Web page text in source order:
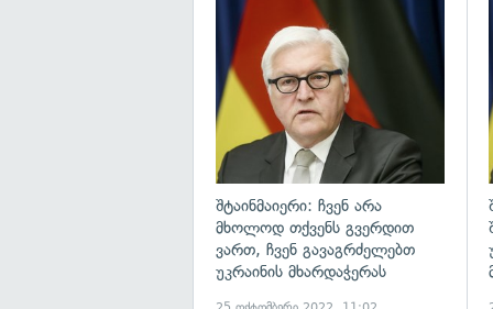
შტაინმაიერი: ჩვენ არა
მხოლოდ თქვენს გვერდით
ვართ, ჩვენ გავაგრძელებთ
უკრაინის მხარდაჭერას